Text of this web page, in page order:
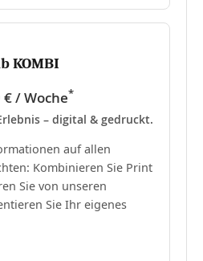
KOMBI
€ / Woche*
– digital & gedruckt.
auf allen
Kombinieren Sie Print
Sie von unseren
Sie Ihr eigenes